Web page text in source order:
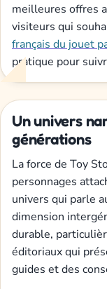
meilleures offres
visiteurs qui
français du jouet
pratique pour
Un univers
générations
La force de Toy
personnages
univers qui parle
dimension
durable,
éditoriaux qui
guides et des